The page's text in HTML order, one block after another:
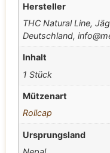
Hersteller
THC Natural Line,
Deutschland,
Inhalt
1 Stück
Mützenart
Rollcap
Ursprungsland